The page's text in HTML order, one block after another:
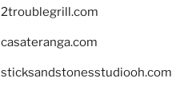
2troublegrill.com
casateranga.com
sticksandstonesstudiooh.com